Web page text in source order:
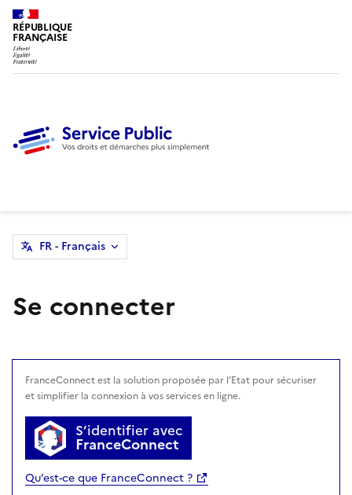
RÉPUBLIQUE
FRANÇAISE
FR - Français
Se connecter
avec FranceConnect
FranceConnect est la solution proposée par l’Etat pour sécuriser
et simplifier la connexion à vos services en ligne.
S’identifier avec
FranceConnect
Qu’est-ce que FranceConnect ?